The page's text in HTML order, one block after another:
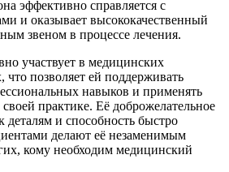
эффективно справляется с
и оказывает высококачественный
звеном в процессе лечения.
участвует в медицинских
что позволяет ей поддерживать
навыков и применять
практике. Её доброжелательное
и способность быстро
делают её незаменимым
кому необходим медицинский